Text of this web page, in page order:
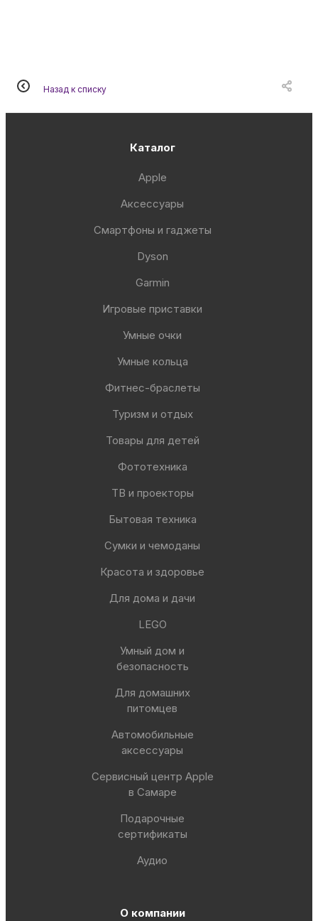
Назад к списку
Каталог
Apple
Аксессуары
Смартфоны и гаджеты
Dyson
Garmin
Игровые приставки
Умные очки
Умные кольца
Фитнес-браслеты
Туризм и отдых
Товары для детей
Фототехника
ТВ и проекторы
Бытовая техника
Сумки и чемоданы
Красота и здоровье
Для дома и дачи
LEGO
Умный дом и
безопасность
Для домашних
питомцев
Автомобильные
аксессуары
Сервисный центр Apple
в Самаре
Подарочные
сертификаты
Аудио
О компании